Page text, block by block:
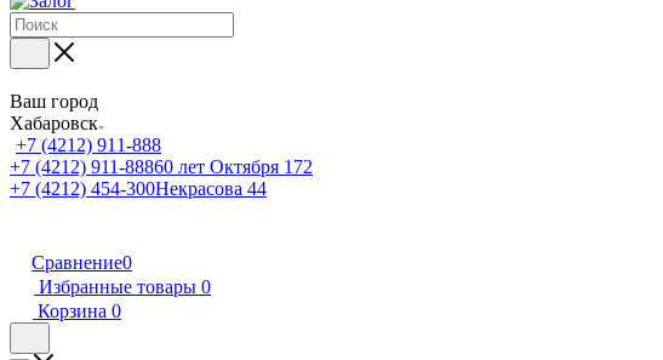
Ваш город
Хабаровск
+7 (4212) 911-888
+7 (4212) 911-88860 лет Октября 172
+7 (4212) 454-300Некрасова 44
Сравнение0
Избранные товары 0
Корзина 0